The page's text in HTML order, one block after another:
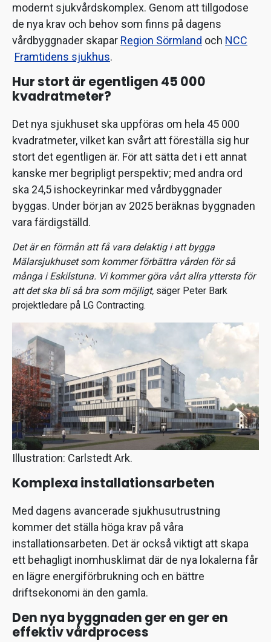
modernt sjukvårdskomplex. Genom att tillgodose
de nya krav och behov som finns på dagens
vårdbyggnader skapar Region Sörmland och NCC
Framtidens sjukhus.
Hur stort är egentligen 45 000
kvadratmeter?
Det nya sjukhuset ska uppföras om hela 45 000
kvadratmeter, vilket kan svårt att föreställa sig hur
stort det egentligen är. För att sätta det i ett annat
kanske mer begripligt perspektiv; med andra ord
ska 24,5 ishockeyrinkar med vårdbyggnader
byggas. Under början av 2025 beräknas byggnaden
vara färdigställd.
Det är en förmån att få vara delaktig i att bygga
Mälarsjukhuset som kommer förbättra vården för så
många i Eskilstuna. Vi kommer göra vårt allra yttersta för
att det ska bli så bra som möjligt, säger Peter Bark
projektledare på LG Contracting.
Illustration: Carlstedt Ark.
Komplexa installationsarbeten
Med dagens avancerade sjukhusutrustning
kommer det ställa höga krav på våra
installationsarbeten. Det är också viktigt att skapa
ett behagligt inomhusklimat där de nya lokalerna får
en lägre energiförbrukning och en bättre
driftsekonomi än den gamla.
Den nya byggnaden ger en ger en
effektiv vårdprocess